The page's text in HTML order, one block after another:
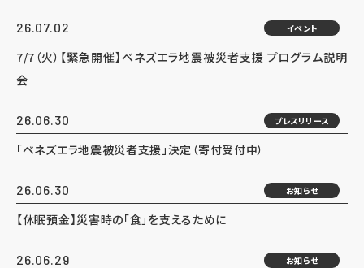
26.07.02 イベント
7/7（火）【緊急開催】ベネズエラ地震被災者支援 プログラム説明
会
26.06.30 プレスリリース
「ベネズエラ地震被災者支援」決定（寄付受付中）
26.06.30 お知らせ
【休眠預金】災害時の「食」を支えるために
26.06.29 お知らせ